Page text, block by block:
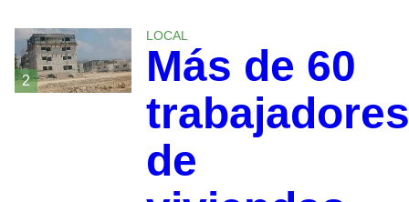
2
LOCAL
Más de 60
trabajadores
de